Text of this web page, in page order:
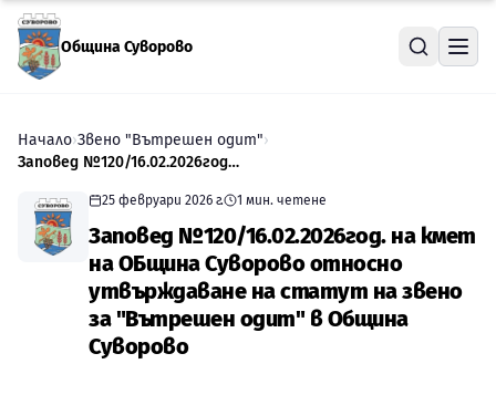
Прескочи към съдържанието
Община Суворово
Начало›Звено "Вътрешен одит"›
Заповед №120/16.02.2026год. на кмет на ОБщина Суворово относно утвърждаване на статут на звено за "Вътрешен одит" в Община Суворово
25 февруари 2026 г. 1 мин. четене
Заповед №120/16.02.2026год. на кмет
на ОБщина Суворово относно
утвърждаване на статут на звено
за "Вътрешен одит" в Община
Суворово